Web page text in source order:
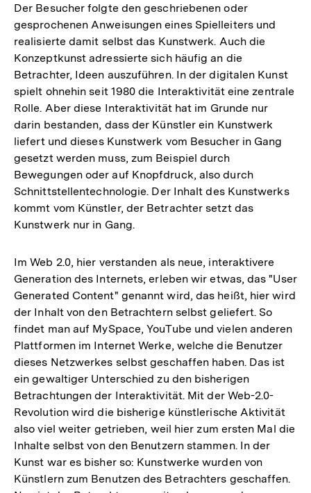
Der Besucher folgte den geschriebenen oder
gesprochenen Anweisungen eines Spielleiters und
realisierte damit selbst das Kunstwerk. Auch die
Konzeptkunst adressierte sich häufig an die
Betrachter, Ideen auszuführen. In der digitalen Kunst
spielt ohnehin seit 1980 die Interaktivität eine zentrale
Rolle. Aber diese Interaktivität hat im Grunde nur
darin bestanden, dass der Künstler ein Kunstwerk
liefert und dieses Kunstwerk vom Besucher in Gang
gesetzt werden muss, zum Beispiel durch
Bewegungen oder auf Knopfdruck, also durch
Schnittstellentechnologie. Der Inhalt des Kunstwerks
kommt vom Künstler, der Betrachter setzt das
Kunstwerk nur in Gang.
Im Web 2.0, hier verstanden als neue, interaktivere
Generation des Internets, erleben wir etwas, das "User
Generated Content" genannt wird, das heißt, hier wird
der Inhalt von den Betrachtern selbst geliefert. So
findet man auf MySpace, YouTube und vielen anderen
Plattformen im Internet Werke, welche die Benutzer
dieses Netzwerkes selbst geschaffen haben. Das ist
ein gewaltiger Unterschied zu den bisherigen
Betrachtungen der Interaktivität. Mit der Web-2.0-
Revolution wird die bisherige künstlerische Aktivität
also viel weiter getrieben, weil hier zum ersten Mal die
Inhalte selbst von den Benutzern stammen. In der
Kunst war es bisher so: Kunstwerke wurden von
Künstlern zum Benutzen des Betrachters geschaffen.